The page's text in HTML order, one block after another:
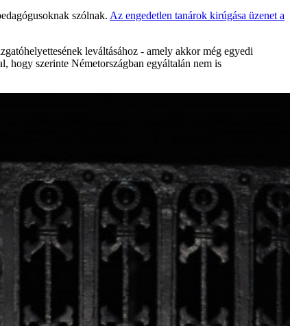
szólnak. Az engedetlen tanárok kirúgása üzenet a
leváltásához - amely akkor még egyedi
hogy szerinte Németországban egyáltalán nem is